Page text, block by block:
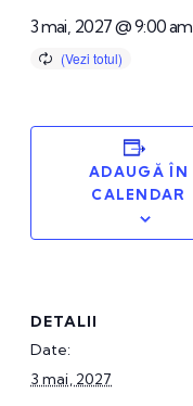
3 mai, 2027 @ 9:00 am
ADAUGĂ ÎN
CALENDAR
DETALII
Date:
3 mai, 2027